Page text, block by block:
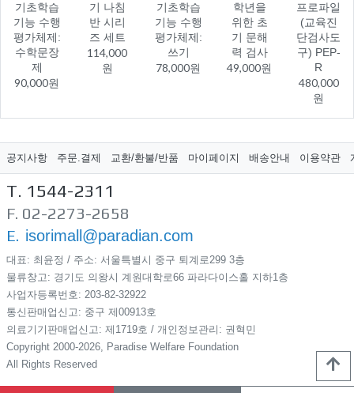
기초학습
기능 수행
평가체제:
수학문장
제
90,000원
기 나침
반 시리
즈 세트
114,000
원
기초학습
기능 수행
평가체제:
쓰기
78,000원
학년을
위한 초
기 문해
력 검사
49,000원
프로파일
(교육진
단검사도
구) PEP-
R
480,000
원
공지사항 주문.결제 교환/환불/반품 마이페이지 배송안내 이용약관
T. 1544-2311
F. 02-2273-2658
E. isorimall@paradian.com
대표: 최윤정 / 주소: 서울특별시 중구 퇴계로299​ 3층
물류창고: 경기도 의왕시 계원대학로66 파라다이스홀 지하1층
사업자등록번호: 203-82-32922
통신판매업신고: 중구 제00913호
의료기기판매업신고: 제1719호 / 개인정보관리: 권혁민
Copyright 2000-2026, Paradise Welfare Foundation
All Rights Reserved